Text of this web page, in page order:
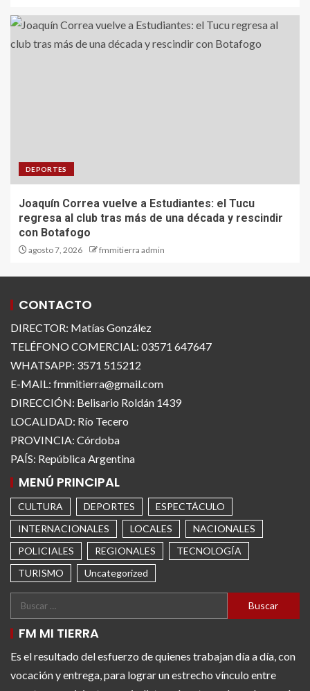
DEPORTES
Joaquín Correa vuelve a Estudiantes: el Tucu
regresa al club tras más de una década y rescindir
con Botafogo
agosto 7, 2026 fmmitierra admin
CONTACTO
DIRECTOR: Matías González
TELÉFONO COMERCIAL: 03571 647647
WHATSAPP: 3571 515212
E-MAIL: fmmitierra@gmail.com
DIRECCIÓN: Belisario Roldán 1439
LOCALIDAD: Río Tecero
PROVINCIA: Córdoba
PAÍS: República Argentina
MENÚ PRINCIPAL
CULTURA DEPORTES
ESPECTÁCULO
INTERNACIONALES
LOCALES
NACIONALES
POLICIALES
REGIONALES
TECNOLOGÍA
TURISMO
Uncategorized
FM MI TIERRA
Es el resultado del esfuerzo de quienes trabajan día a día, con
vocación y entrega, para lograr un estrecho vínculo entre